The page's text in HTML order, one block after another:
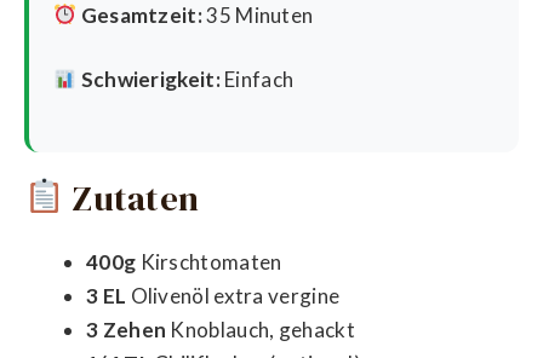
Gesamtzeit:35 Minuten
Schwierigkeit:Einfach
Zutaten
400g Kirschtomaten
3 EL Olivenöl extra vergine
3 Zehen Knoblauch, gehackt